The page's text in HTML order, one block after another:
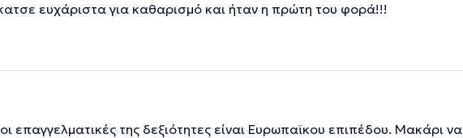
ευχάριστα για καθαρισμό και ήταν η πρώτη του φορά!!!
επαγγελματικές της δεξιότητες είναι Ευρωπαϊκου επιπέδου. Μακάρι να